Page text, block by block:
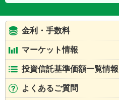
金利・手数料
マーケット情報
投資信託基準価額一覧情報
よくあるご質問